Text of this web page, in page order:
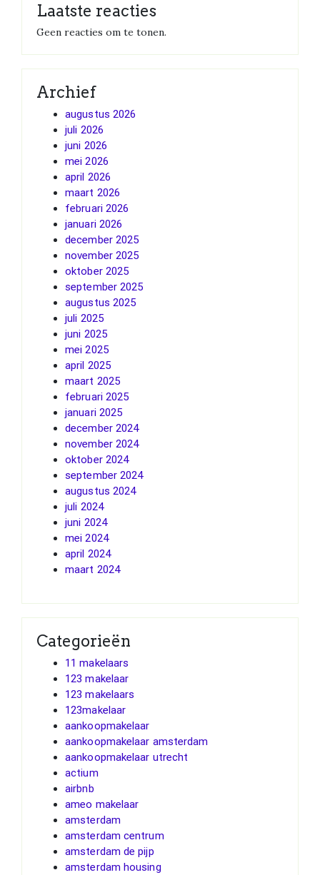
Laatste reacties
Geen reacties om te tonen.
Archief
augustus 2026
juli 2026
juni 2026
mei 2026
april 2026
maart 2026
februari 2026
januari 2026
december 2025
november 2025
oktober 2025
september 2025
augustus 2025
juli 2025
juni 2025
mei 2025
april 2025
maart 2025
februari 2025
januari 2025
december 2024
november 2024
oktober 2024
september 2024
augustus 2024
juli 2024
juni 2024
mei 2024
april 2024
maart 2024
Categorieën
11 makelaars
123 makelaar
123 makelaars
123makelaar
aankoopmakelaar
aankoopmakelaar amsterdam
aankoopmakelaar utrecht
actium
airbnb
ameo makelaar
amsterdam
amsterdam centrum
amsterdam de pijp
amsterdam housing